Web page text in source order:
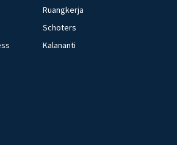
Ruangkerja
Schoters
Kalananti